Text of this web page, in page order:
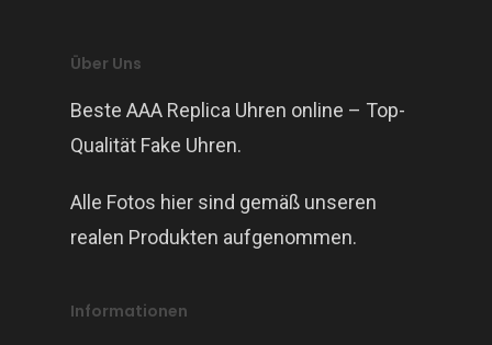
Über Uns
Beste AAA Replica Uhren online – Top-
Qualität Fake Uhren.
Alle Fotos hier sind gemäß unseren
realen Produkten aufgenommen.
Informationen